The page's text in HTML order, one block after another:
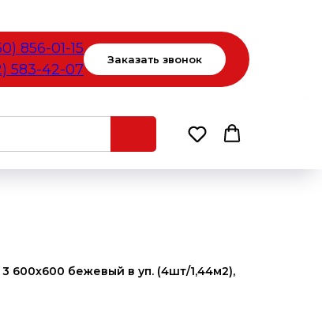
856-01-15
583-42-07
Заказать звонок
600х600 бежевый в уп. (4шт/1,44м2),